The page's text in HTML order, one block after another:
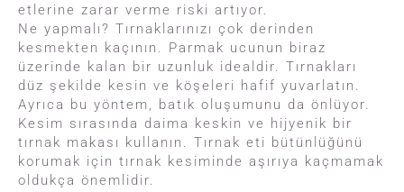
etlerine zarar verme riski artıyor.
Ne yapmalı? Tırnaklarınızı çok derinden
kesmekten kaçının. Parmak ucunun biraz
üzerinde kalan bir uzunluk idealdir. Tırnakları
düz şekilde kesin ve köşeleri hafif yuvarlatın.
Ayrıca bu yöntem, batık oluşumunu da önlüyor.
Kesim sırasında daima keskin ve hijyenik bir
tırnak makası kullanın. Tırnak eti bütünlüğünü
korumak için tırnak kesiminde aşırıya kaçmamak
oldukça önemlidir.